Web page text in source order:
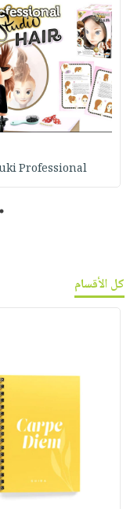
Professional
1
كل الأقسام